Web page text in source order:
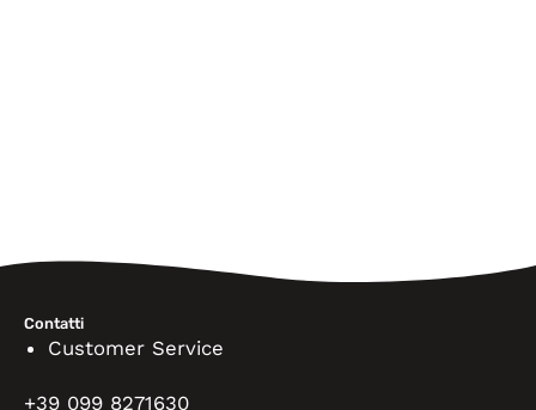
Contatti
Customer Service
+39 099 8271630